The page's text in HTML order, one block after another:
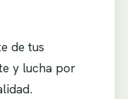
de tus
y lucha por